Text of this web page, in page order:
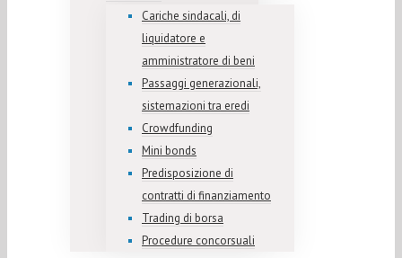
Cariche sindacali, di
liquidatore e
amministratore di beni
Passaggi generazionali,
sistemazioni tra eredi
Crowdfunding
Mini bonds
Predisposizione di
contratti di finanziamento
Trading di borsa
Procedure concorsuali